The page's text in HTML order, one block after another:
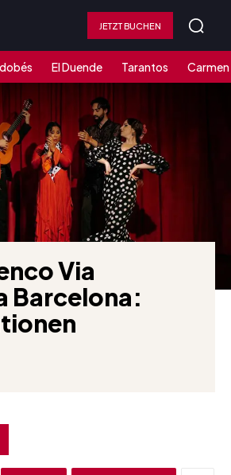
JETZT BUCHEN
El Duende Tarantos Carmen
Via
Barcelona: